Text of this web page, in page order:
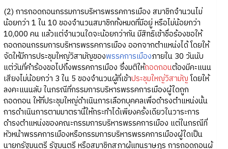
(2) การถอดถอนกรรมการบริหารพรรคการเมือง สมาชิกจำนวนไม่
น้อยกว่า 1 ใน 10 ของจำนวนสมาชิกทั้งหมดที่มีอยู่ หรือไม่น้อยกว่า
10,000 คน แล้วแต่จำนวนใดจะน้อยกว่ากัน มีสิทธิเข้าชื่อร้องขอให้
ถอดถอนกรรมการบริหารพรรคการเมือง ออกจากตำแหน่งได้ โดยให้
จัดให้มีการประชุมใหญ่วิสามัญของพรรคการเมืองภายใน 30 วันนับ
แต่วันที่คำร้องขอไปถึงพรรคการเมือง ซึ่งมติให้ถอดถอนต้องมีคะแนน
เสียงไม่น้อยกว่า 3 ใน 5 ของจำนวนผู้ที่เข้าประชุมใหญ่วิสามัญโดยให้
ลงคะแนนลับ ในกรณีที่กรรมการบริหารพรรคการเมืองผู้ใดถูก
ถอดถอน ให้ที่ประชุมใหญ่ดำเนินการเลือกบุคคลเพื่อดำรงตำแหน่งนั้น
การดำเนินการตามมาตรานี้ให้กระทำได้เพียงครั้งเดียวในวาระการ
ดำรงตำแหน่งของคณะกรรมการบริหารพรรคการเมือง แต่ในกรณีที่
หัวหน้าพรรคการเมืองหรือกรรมการบริหารพรรคการเมืองผู้ใดเป็น
นายกรัฐมนตรี รัฐมนตรี หรือสมาชิกสภาผู้แทนราษฎร การถอดถอนผู้